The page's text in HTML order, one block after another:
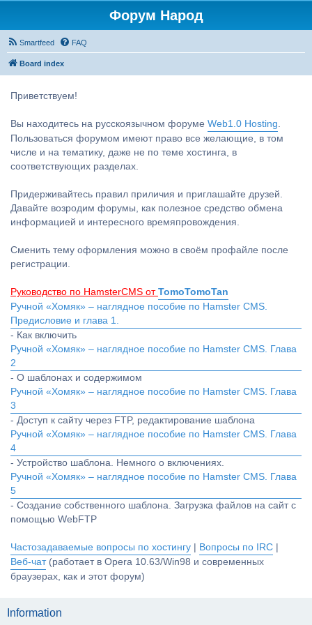
Форум Народ
Smartfeed FAQ
Board index
Приветствуем!
Вы находитесь на русскоязычном форуме Web1.0 Hosting.
Пользоваться форумом имеют право все желающие, в том
числе и на тематику, даже не по теме хостинга, в
соответствующих разделах.
Придерживайтесь правил приличия и приглашайте друзей.
Давайте возродим форумы, как полезное средство обмена
информацией и интересного времяпровождения.
Сменить тему оформления можно в своём профайле после
регистрации.
Руководство по HamsterCMS от TomoTomoTan
Ручной «Хомяк» – наглядное пособие по Hamster CMS.
Предисловие и глава 1.
- Как включить
Ручной «Хомяк» – наглядное пособие по Hamster CMS. Глава
2
- О шаблонах и содержимом
Ручной «Хомяк» – наглядное пособие по Hamster CMS. Глава
3
- Доступ к сайту через FTP, редактирование шаблона
Ручной «Хомяк» – наглядное пособие по Hamster CMS. Глава
4
- Устройство шаблона. Немного о включениях.
Ручной «Хомяк» – наглядное пособие по Hamster CMS. Глава
5
- Создание собственного шаблона. Загрузка файлов на сайт с
помощью WebFTP
Частозадаваемые вопросы по хостингу Вопросы по IRC
Веб-чат(работает в Opera 10.63/Win98 и современных
браузерах, как и этот форум)
Information